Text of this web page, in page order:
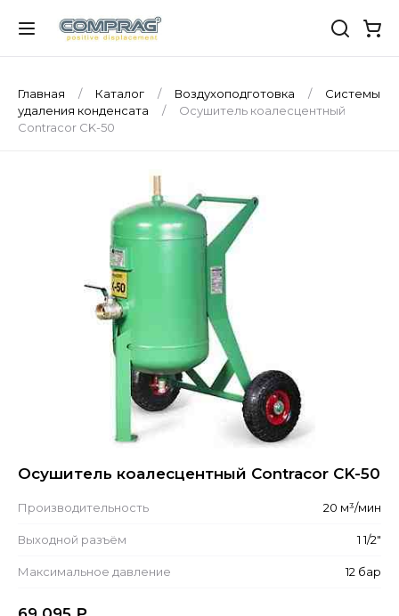
Главная Каталог Воздухоподготовка
Системы
удаления конденсата
Осушитель коалесцентный
Contracor CK-50
Осушитель коалесцентный Contracor CK-50
Производительность 20 м³/мин
Выходной разъём 1 1/2"
Максимальное давление 12 бар